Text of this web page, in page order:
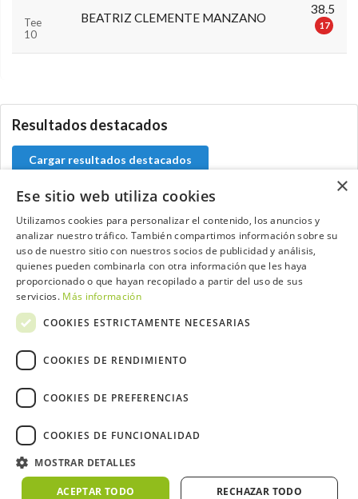
Tee
10
BEATRIZ CLEMENTE MANZANO
38.5
17
Resultados destacados
Cargar resultados destacados
Contacta con el equipo de NextCaddy
Opina Contacta
2026 ©NextCaddy.
Política de Cookies
Política de Privacidad
Términos y Condiciones
Meteo ©AEMET Meteo ©DarkSky
×
Ese sitio web utiliza cookies
Utilizamos cookies para personalizar el contenido, los anuncios y
analizar nuestro tráfico. También compartimos información sobre su
uso de nuestro sitio con nuestros socios de publicidad y análisis,
quienes pueden combinarla con otra información que les haya
proporcionado o que hayan recopilado a partir del uso de sus
servicios. Más información
COOKIES ESTRICTAMENTE NECESARIAS
COOKIES DE RENDIMIENTO
COOKIES DE PREFERENCIAS
COOKIES DE FUNCIONALIDAD
MOSTRAR DETALLES
ACEPTAR TODO RECHAZAR TODO